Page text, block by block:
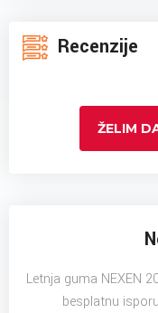
Recenzije
ŽELIM
Letnja guma NEXEN
besplatnu